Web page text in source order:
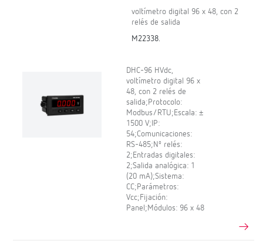
voltímetro digital 96 x 48, con 2
relés de salida
M22338.
DHC-96 HVdc,
voltímetro digital 96 x
48, con 2 relés de
salida;Protocolo:
Modbus/RTU;Escala: ±
1500 V;IP:
54;Comunicaciones:
RS-485;Nº relés:
2;Entradas digitales:
2;Salida analógica: 1
(20 mA);Sistema:
CC;Parámetros:
Vcc;Fijación:
Panel;Módulos: 96 x 48